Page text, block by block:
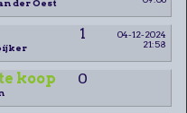
der Oest
1
04-12-2024
21:58
koop 0